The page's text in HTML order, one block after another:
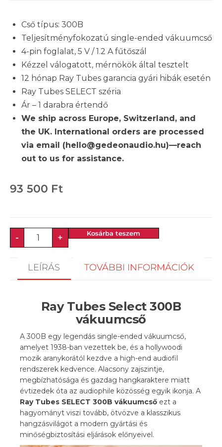
Cső típus: 300B
Teljesítményfokozatú single-ended vákuumcső
4-pin foglalat, 5 V / 1.2 A fűtőszál
Kézzel válogatott, mérnökök által tesztelt
12 hónap Ray Tubes garancia gyári hibák esetén
Ray Tubes SELECT széria
Ár – 1 darabra értendő
We ship across Europe, Switzerland, and
the UK. International orders are processed
via email (hello@gedeonaudio.hu)—reach
out to us for assistance.
93 500 Ft
- + Kosárba teszem
LEÍRÁS TOVÁBBI INFORMÁCIÓK
Ray Tubes Select 300B
vákuumcső
A 300B egy legendás single-ended vákuumcső,
amelyet 1938-ban vezettek be, és a hollywoodi
mozik aranykorától kezdve a high-end audiofil
rendszerek kedvence. Alacsony zajszintje,
megbízhatósága és gazdag hangkaraktere miatt
évtizedek óta az audiophile közösség egyik ikonja. A
Ray Tubes SELECT 300B vákuumcső ezt a
hagyományt viszi tovább, ötvözve a klasszikus
hangzásvilágot a modern gyártási és
minőségbiztosítási eljárások előnyeivel.